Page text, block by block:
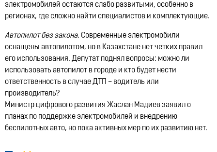
электромобилей остаются слабо развитыми, особенно в
регионах, где сложно найти специалистов и комплектующие.
Автопилот без закона. Современные электромобили
оснащены автопилотом, но в Казахстане нет четких правил
его использования. Депутат поднял вопросы: можно ли
использовать автопилот в городе и кто будет нести
ответственность в случае ДТП – водитель или
производитель?
Министр цифрового развития Жаслан Мадиев заявил о
планах по поддержке электромобилей и внедрению
беспилотных авто, но пока активных мер по их развитию нет.